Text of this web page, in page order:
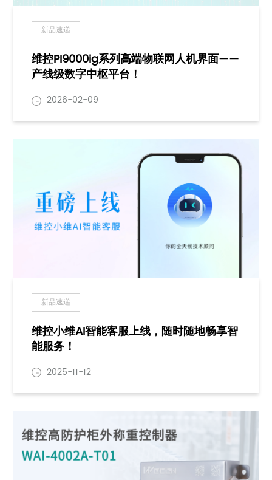
新品速递
维控PI9000ig系列高端物联网人机界面——
产线级数字中枢平台！
2026-02-09
新品速递
维控小维AI智能客服上线，随时随地畅享智
能服务！
2025-11-12